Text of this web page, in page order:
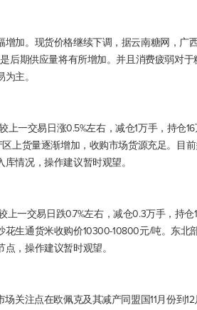
加。现货价格继续下调，据云南糖网，广
后期供应量将有所增加。并且消费疲弱对于
主。
一交易日涨0.5%左右，减仓1万手，持仓16
上货量逐渐增加，收购市场货源充足。目
情况，操作建议暂时观望。
一交易日跌0.7%左右，减仓0.3万手，持仓
生通货米收购价10300-10800元/吨。东北
，操作建议暂时观望。
关注点在欧佩克及其减产同盟国11月份到